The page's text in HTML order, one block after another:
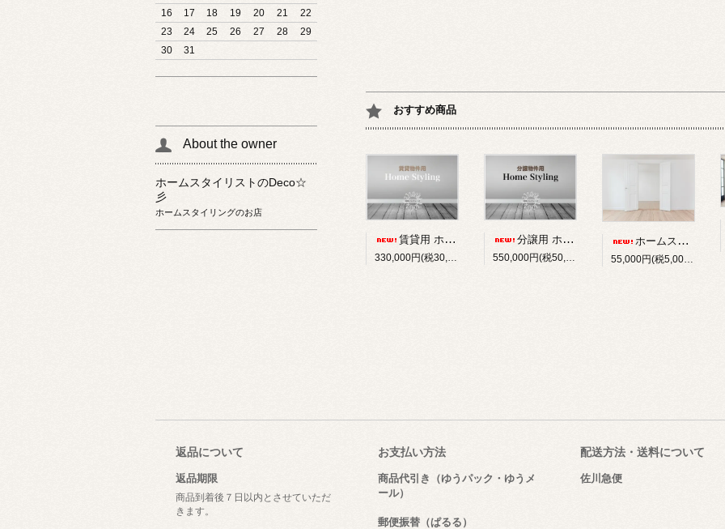
おすすめ商品
賃貸用 ホームスタイリングプラン,インテリアコーディネート
330,000円(税30,000円)
分譲用 ホームスタイリングプラン,インテリアコーディネート
550,000円(税50,000円)
ホームスタイリング 1室追加プラン,インテリアコーディネート
16
17 18 19 20 21
22
23
24 25 26 27 28
29
30
31
About the owner
ホームスタイリストのDeco☆
彡
ホームスタイリングのお店
返品について
返品期限
商品到着後７日以内とさせていただ
きます。
お支払い方法
商品代引き（ゆうパック・ゆうメ
ール）
郵便振替（ぱるる）
配送方法・送料について
佐川急便